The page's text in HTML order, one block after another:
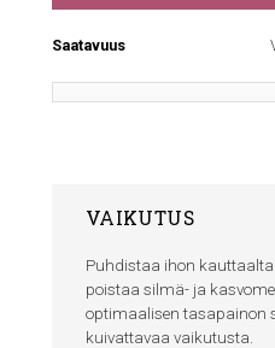
Saatavuus
VAIKUTUS
Puhdistaa ihon
poistaa silmä- ja
optimaalisen tasapainon
kuivattavaa vaikutusta.